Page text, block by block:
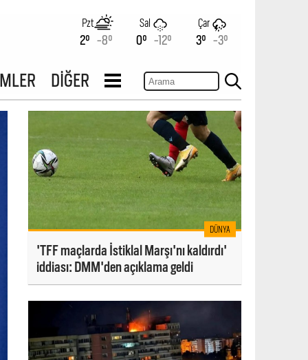
Pzt
2° -8°
Sal
0° -12°
Çar
3° -3°
DİĞER
DÜNYA
'TFF maçlarda İstiklal Marşı'nı kaldırdı'
iddiası: DMM'den açıklama geldi